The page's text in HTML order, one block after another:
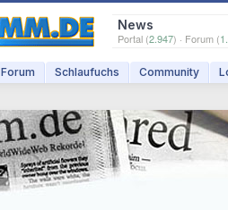
News
Portal (2.947) · Forum (
Forum Schlaufuchs Community